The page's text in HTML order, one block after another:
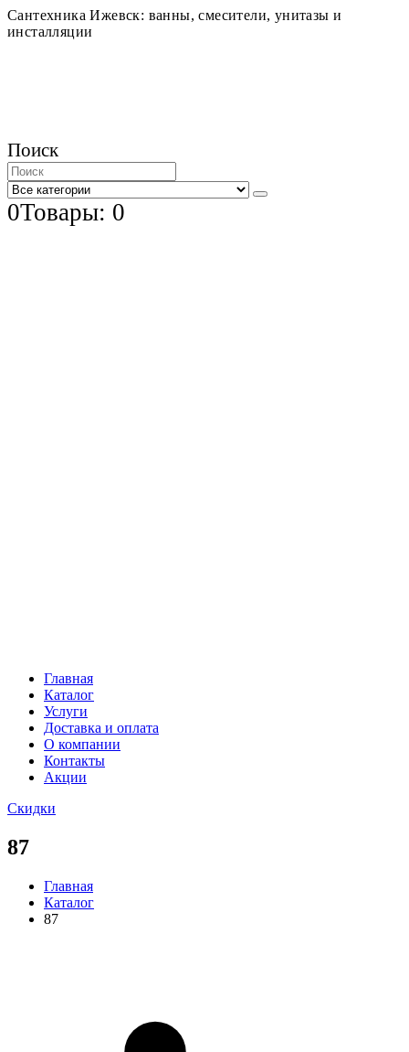
Сантехника Ижевск: ванны, смесители, унитазы и
инсталляции
Поиск
0Товары: 0
Главная
Каталог
Услуги
Доставка и оплата
О компании
Контакты
Акции
Скидки
87
Главная
Каталог
87